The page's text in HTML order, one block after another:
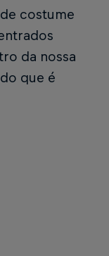
costume
da nossa
que é